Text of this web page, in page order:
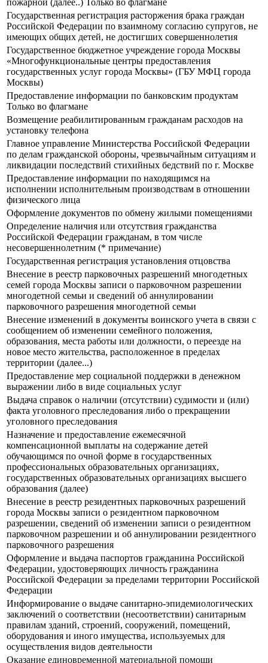
Государственная регистрация расторжения брака граждан
Российской Федерации по взаимному согласию супругов, не
имеющих общих детей, не достигших совершеннолетия
Государственное бюджетное учреждение города Москвы
«Многофункциональные центры предоставления
государственных услуг города Москвы» (ГБУ МФЦ города
Москвы)
Предоставление информации по банковским продуктам
Только во флагмане
Возмещение реабилитированным гражданам расходов на
установку телефона
Главное управление Министерства Российской Федерации
по делам гражданской обороны, чрезвычайным ситуациям и
ликвидации последствий стихийных бедствий по г. Москве
Предоставление информации по находящимся на
исполнении исполнительным производствам в отношении
физического лица
Оформление документов по обмену жилыми помещениями
Определение наличия или отсутствия гражданства
Российской Федерации гражданам, в том числе
несовершеннолетним (* примечание)
Государственная регистрация установления отцовства
Внесение в реестр парковочных разрешений многодетных
семей города Москвы записи о парковочном разрешении
многодетной семьи и сведений об аннулировании
парковочного разрешения многодетной семьи
Внесение изменений в документы воинского учета в связи с
сообщением об изменении семейного положения,
образования, места работы или должности, о переезде на
новое место жительства, расположенное в пределах
территории (далее...)
Предоставление мер социальной поддержки в денежном
выражении либо в виде социальных услуг
Выдача справок о наличии (отсутствии) судимости и (или)
факта уголовного преследования либо о прекращении
уголовного преследования
Назначение и предоставление ежемесячной
компенсационной выплаты на содержание детей
обучающимся по очной форме в государственных
профессиональных образовательных организациях,
государственных образовательных организациях высшего
образования (далее)
Внесение в реестр резидентных парковочных разрешений
города Москвы записи о резидентном парковочном
разрешении, сведений об изменении записи о резидентном
парковочном разрешении и об аннулировании резидентного
парковочного разрешения
Оформление и выдача паспортов гражданина Российской
Федерации, удостоверяющих личность гражданина
Российской Федерации за пределами территории Российской
Федерации
Информирование о выдаче санитарно-эпидемиологических
заключений о соответствии (несоответствии) санитарным
правилам зданий, строений, сооружений, помещений,
оборудования и иного имущества, используемых для
осуществления видов деятельности
Оказание единовременной материальной помощи